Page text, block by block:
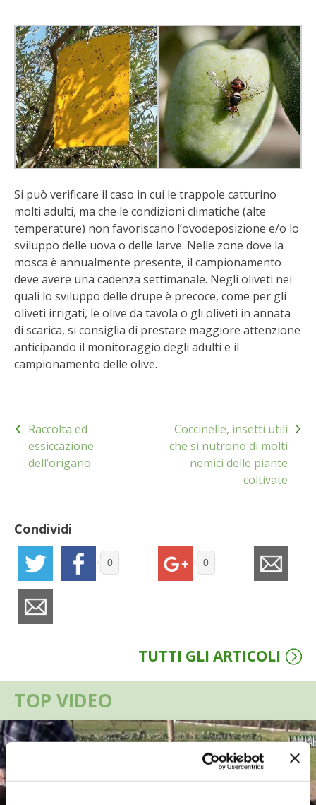
SCONTI NOVEMBRE
COMPO
HUSQVARNA
ZAPI GARDEN
BENZA
ORTO BIO – TECNICHE DI COLTIVAZIONE
THERMACELL
TAP TRAP
IL MIO ORTO
ANIMALI UMANI E NON UMANI
COLTIVARE L’OLIVO
PENSA ALTERNATIVO
GARDENA
VERONESI
RIMANI A CONTATTO CON LA NATURA
CRESCERE INSIEME
ARCHMAN
VITA IN CAMPAGNA LA FIERA
Si può verificare il caso in cui le trappole catturino
molti adulti, ma che le condizioni climatiche (alte
temperature) non favoriscano l’ovodeposizione e/o lo
sviluppo delle uova o delle larve. Nelle zone dove la
mosca è annualmente presente, il campionamento
deve avere una cadenza settimanale. Negli oliveti nei
quali lo sviluppo delle drupe è precoce, come per gli
oliveti irrigati, le olive da tavola o gli oliveti in annata
di scarica, si consiglia di prestare maggiore attenzione
anticipando il monitoraggio degli adulti e il
campionamento delle olive.
articoli
Raccolta ed
essiccazione
dell’origano
Coccinelle, insetti utili
che si nutrono di molti
nemici delle piante
coltivate
Condividi
0 0
TUTTI GLI ARTICOLI
TOP VIDEO